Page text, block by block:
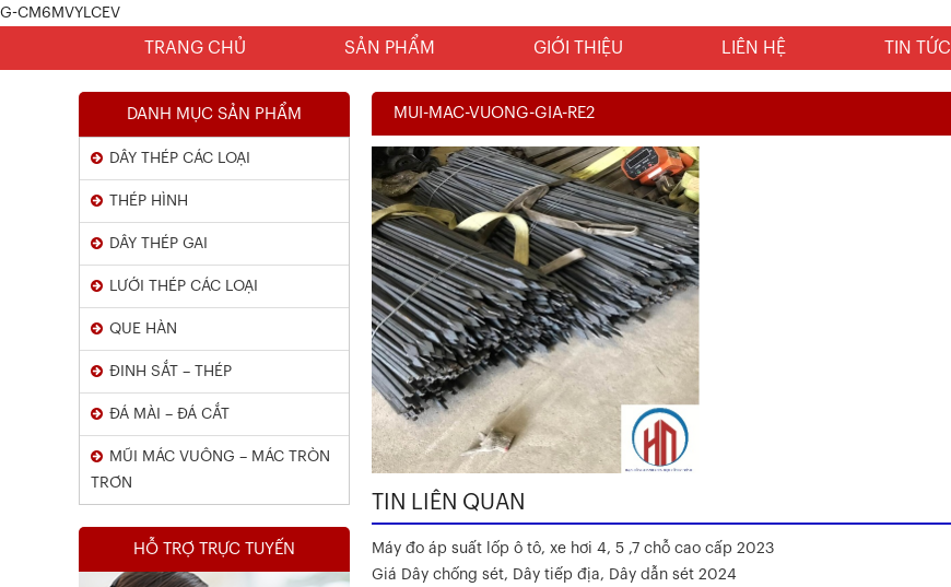
G-CM6MVYLCEV
TRANG CHỦ SẢN PHẨM GIỚI THIỆU LIÊN HỆ TIN TỨC
MUI-MAC-VUONG-GIA-RE2
TIN LIÊN QUAN
Máy đo áp suất lốp ô tô, xe hơi 4, 5 ,7 chỗ cao cấp 2023
Giá Dây chống sét, Dây tiếp địa, Dây dẫn sét 2024
DANH MỤC SẢN PHẨM
DÂY THÉP CÁC LOẠI
THÉP HÌNH
DÂY THÉP GAI
LƯỚI THÉP CÁC LOẠI
QUE HÀN
ĐINH SẮT – THÉP
ĐÁ MÀI – ĐÁ CẮT
MŨI MÁC VUÔNG – MÁC TRÒN
TRƠN
HỖ TRỢ TRỰC TUYẾN
Chứng Chỉ Dây Mạ Kẽm Nhúng
Nóng